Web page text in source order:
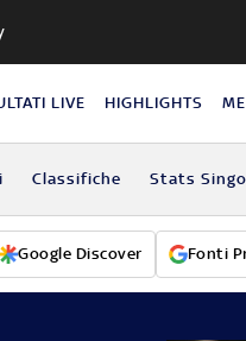
LIVE HIGHLIGHTS
Classifiche Stats
Google Discover Fonti